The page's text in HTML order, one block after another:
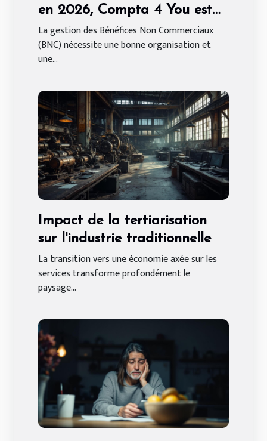
en 2026, Compta 4 You est
votre partenaire externalisé !
La gestion des Bénéfices Non Commerciaux
(BNC) nécessite une bonne organisation et
une...
Impact de la tertiarisation
sur l'industrie traditionnelle
La transition vers une économie axée sur les
services transforme profondément le
paysage...